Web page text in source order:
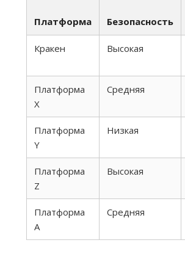
Платформа Безопасность
Кракен Высокая
Платформа
X
Средняя
Платформа
Y
Низкая
Платформа
Z
Высокая
Платформа
A
Средняя